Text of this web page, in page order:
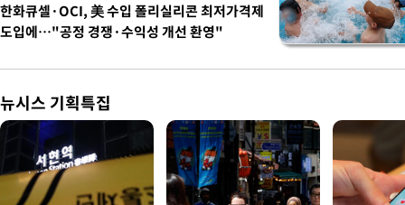
한화큐셀·OCI, 美 수입 폴리실리콘 최저가격제
도입에…"공정 경쟁·수익성 개선 환영"
뉴시스 기획특집